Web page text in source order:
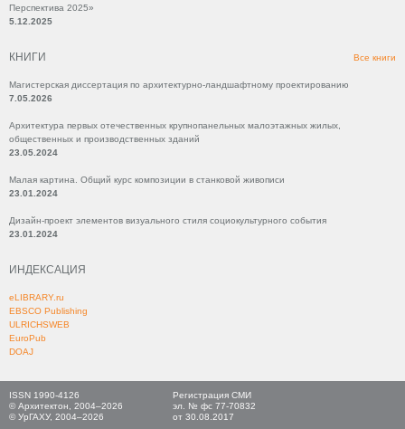
Перспектива 2025»
5.12.2025
КНИГИ Все книги
Магистерская диссертация по архитектурно-ландшафтному проектированию
7.05.2026
Архитектура первых отечественных крупнопанельных малоэтажных жилых,
общественных и производственных зданий
23.05.2024
Малая картина. Общий курс композиции в станковой живописи
23.01.2024
Дизайн-проект элементов визуального стиля социокультурного события
23.01.2024
ИНДЕКСАЦИЯ
eLIBRARY.ru
EBSCO Publishing
ULRICHSWEB
EuroPub
DOAJ
ISSN 1990-4126
© Архитектон, 2004–2026
© УрГАХУ, 2004–2026
Регистрация СМИ
эл. № фс 77-70832
от 30.08.2017